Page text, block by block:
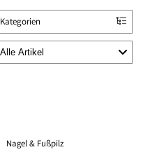
Kategorien
Nagel & Fußpilz